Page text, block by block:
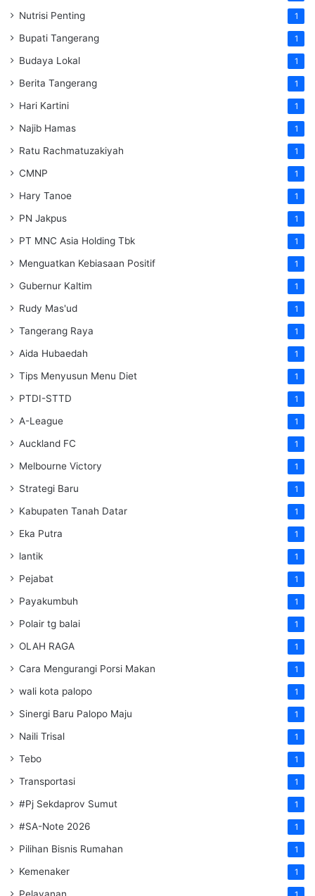
Nutrisi Penting 1
Bupati Tangerang 1
Budaya Lokal 1
Berita Tangerang 1
Hari Kartini 1
Najib Hamas 1
Ratu Rachmatuzakiyah 1
CMNP 1
Hary Tanoe 1
PN Jakpus 1
PT MNC Asia Holding Tbk 1
Menguatkan Kebiasaan Positif 1
Gubernur Kaltim 1
Rudy Mas'ud 1
Tangerang Raya 1
Aida Hubaedah 1
Tips Menyusun Menu Diet 1
PTDI-STTD 1
A-League 1
Auckland FC 1
Melbourne Victory 1
Strategi Baru 1
Kabupaten Tanah Datar 1
Eka Putra 1
lantik 1
Pejabat 1
Payakumbuh 1
Polair tg balai 1
OLAH RAGA 1
Cara Mengurangi Porsi Makan 1
wali kota palopo 1
Sinergi Baru Palopo Maju 1
Naili Trisal 1
Tebo 1
Transportasi 1
#Pj Sekdaprov Sumut 1
#SA-Note 2026 1
Pilihan Bisnis Rumahan 1
Kemenaker 1